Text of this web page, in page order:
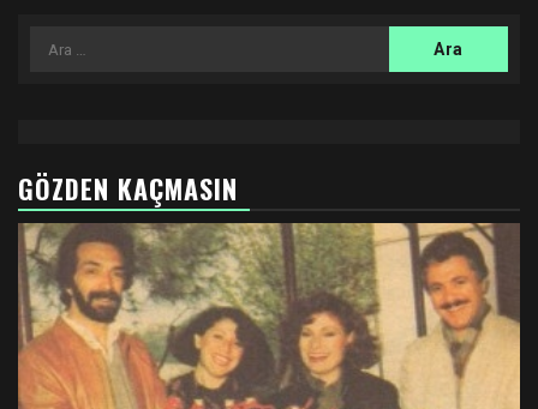
sayfalandırması
Arama:
GÖZDEN KAÇMASIN